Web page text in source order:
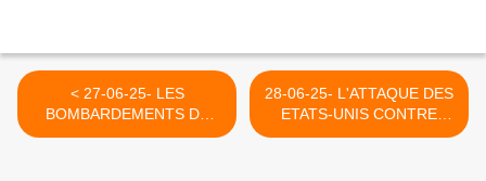
< 27-06-25- LES
BOMBARDEMENTS DE
TRUMP ONT-ILS DETRUIT
28-06-25- L'ATTAQUE DES
ETATS-UNIS CONTRE
L'IRAN SELON LE JT DE